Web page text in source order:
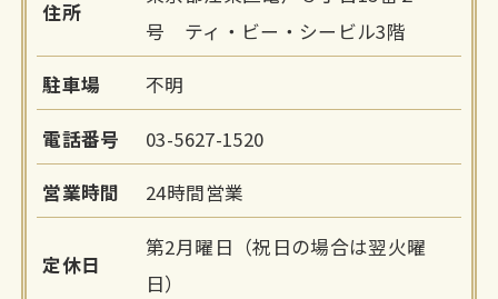
住所
号 ティ・ビー・シービル3階
駐車場 不明
電話番号 03-5627-1520
営業時間 24時間営業
定休日
第2月曜日（祝日の場合は翌火曜
日）